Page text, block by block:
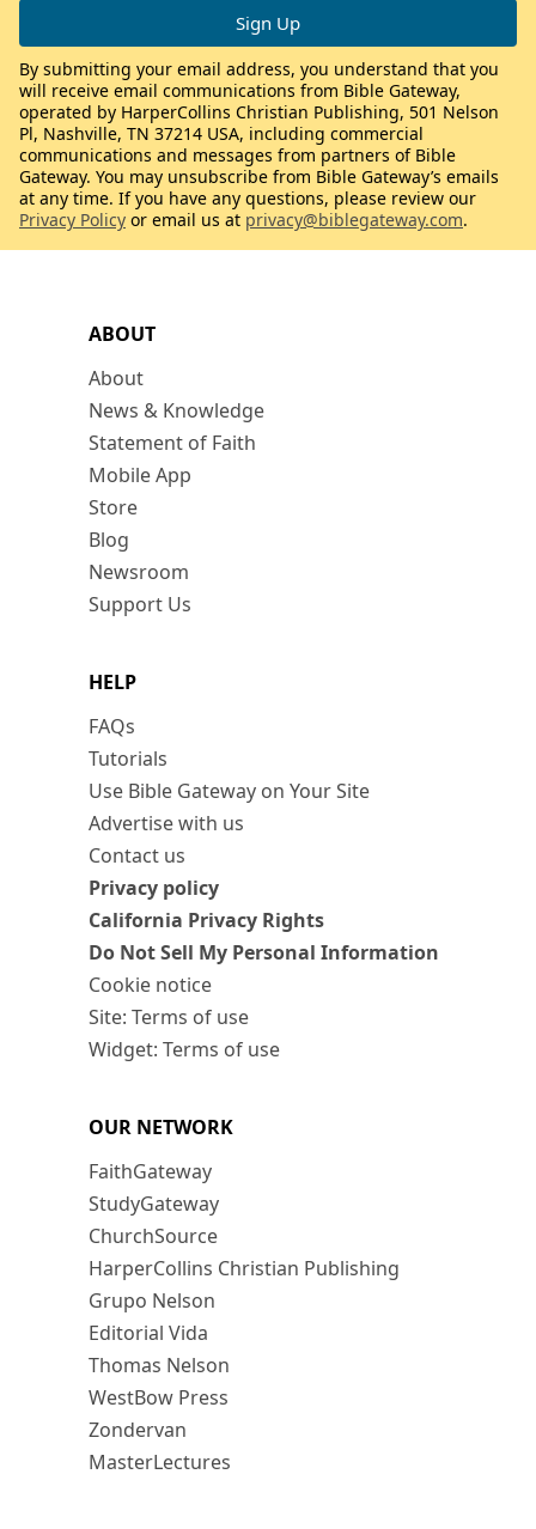
ABOUT
About
News & Knowledge
Statement of Faith
Mobile App
Store
Blog
Newsroom
Support Us
HELP
FAQs
Tutorials
Use Bible Gateway on Your Site
Advertise with us
Contact us
Privacy policy
California Privacy Rights
Do Not Sell My Personal Information
Cookie notice
Site: Terms of use
Widget: Terms of use
OUR NETWORK
FaithGateway
StudyGateway
ChurchSource
HarperCollins Christian Publishing
Grupo Nelson
Editorial Vida
Thomas Nelson
WestBow Press
Zondervan
MasterLectures
By submitting your email address, you understand that you
will receive email communications from Bible Gateway,
operated by HarperCollins Christian Publishing, 501 Nelson
Pl, Nashville, TN 37214 USA, including commercial
communications and messages from partners of Bible
Gateway. You may unsubscribe from Bible Gateway’s emails
at any time. If you have any questions, please review our
Privacy Policy or email us at privacy@biblegateway.com.